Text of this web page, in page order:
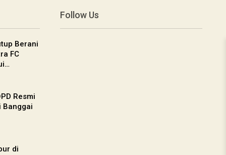
Berani
FC
Resmi
Banggai
di
Follow Us